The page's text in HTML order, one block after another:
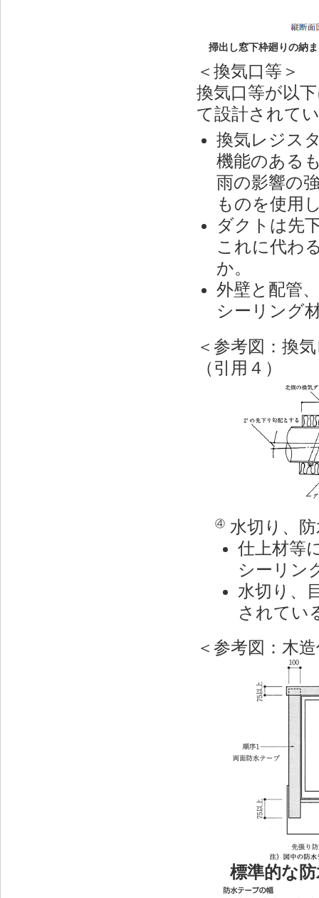
掃出し窓下枠廻りの納
＜換気口等＞
換気口等が以
て設計されて
換気レジス
機能のある
雨の影響の
ものを使用
ダクトは先
これに代わ
か。
外壁と配管
シーリング
＜参考図：換
（引用４）
④ 水切り、
仕上材等
シーリン
水切り、
されてい
＜参考図：木
標準的な